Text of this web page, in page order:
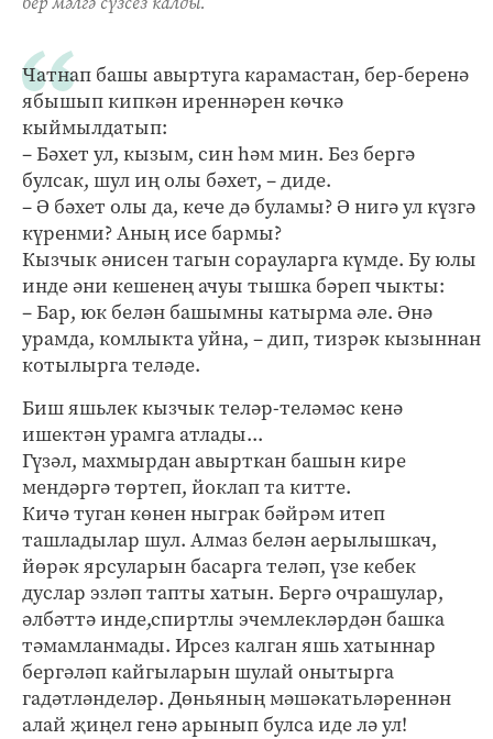
Чатнап башы авыртуга карамастан, бер-беренә
ябышып кипкән иреннәрен көчкә
кыймылдатып:
– Бәхет ул, кызым, син һәм мин. Без бергә
булсак, шул иң олы бәхет, – диде.
– Ә бәхет олы да, кече дә буламы? Ә нигә ул күзгә
күренми? Аның исе бармы?
Кызчык әнисен тагын сорауларга күмде. Бу юлы
инде әни кешенең ачуы тышка бәреп чыкты:
– Бар, юк белән башымны катырма әле. Әнә
урамда, комлыкта уйна, – дип, тизрәк кызыннан
котылырга теләде.
Биш яшьлек кызчык теләр-теләмәс кенә
ишектән урамга атлады...
Гүзәл, махмырдан авырткан башын кире
мендәргә төртеп, йоклап та китте.
Кичә туган көнен ныграк бәйрәм итеп
ташладылар шул. Алмаз белән аерылышкач,
йөрәк ярсуларын басарга теләп, үзе кебек
дуслар эзләп тапты хатын. Бергә очрашулар,
әлбәттә инде,спиртлы эчемлекләрдән башка
тәмамланмады. Ирсез калган яшь хатыннар
бергәләп кайгыларын шулай онытырга
гадәтләнделәр. Дөньяның мәшәкатьләреннән
алай җиңел генә арынып булса иде лә ул!